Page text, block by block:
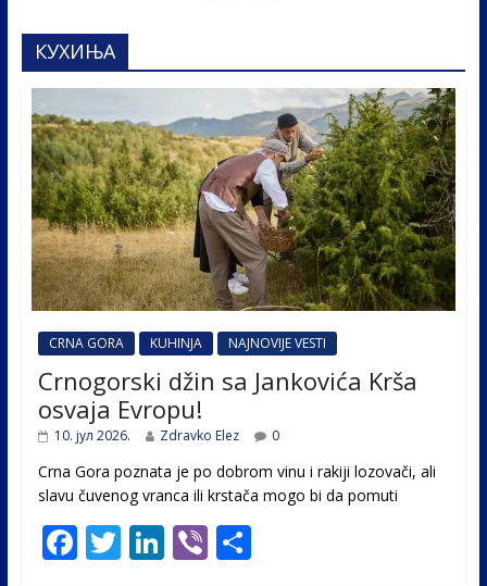
КУХИЊА
CRNA GORA KUHINJA NAJNOVIJE VESTI
Crnogorski džin sa Jankovića Krša
osvaja Evropu!
10. јул 2026. Zdravko Elez 0
Crna Gora poznata je po dobrom vinu i rakiji lozovači, ali
slavu čuvenog vranca ili krstača mogo bi da pomuti
F T Li Vi S